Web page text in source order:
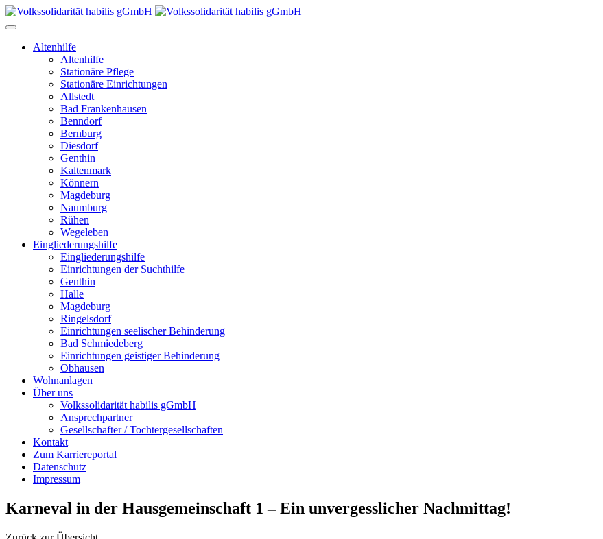
Altenhilfe
Altenhilfe
Stationäre Pflege
Stationäre Einrichtungen
Allstedt
Bad Frankenhausen
Benndorf
Bernburg
Diesdorf
Genthin
Kaltenmark
Könnern
Magdeburg
Naumburg
Rühen
Wegeleben
Eingliederungshilfe
Eingliederungshilfe
Einrichtungen der Suchthilfe
Genthin
Halle
Magdeburg
Ringelsdorf
Einrichtungen seelischer Behinderung
Bad Schmiedeberg
Einrichtungen geistiger Behinderung
Obhausen
Wohnanlagen
Über uns
Volkssolidarität habilis gGmbH
Ansprechpartner
Gesellschafter / Tochtergesellschaften
Kontakt
Zum Karriereportal
Datenschutz
Impressum
Karneval in der Hausgemeinschaft 1 – Ein unvergesslicher Nachmittag!